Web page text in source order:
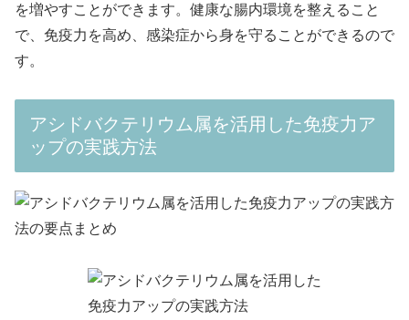
を増やすことができます。健康な腸内環境を整えること
で、免疫力を高め、感染症から身を守ることができるので
す。
アシドバクテリウム属を活用した免疫力ア
ップの実践方法